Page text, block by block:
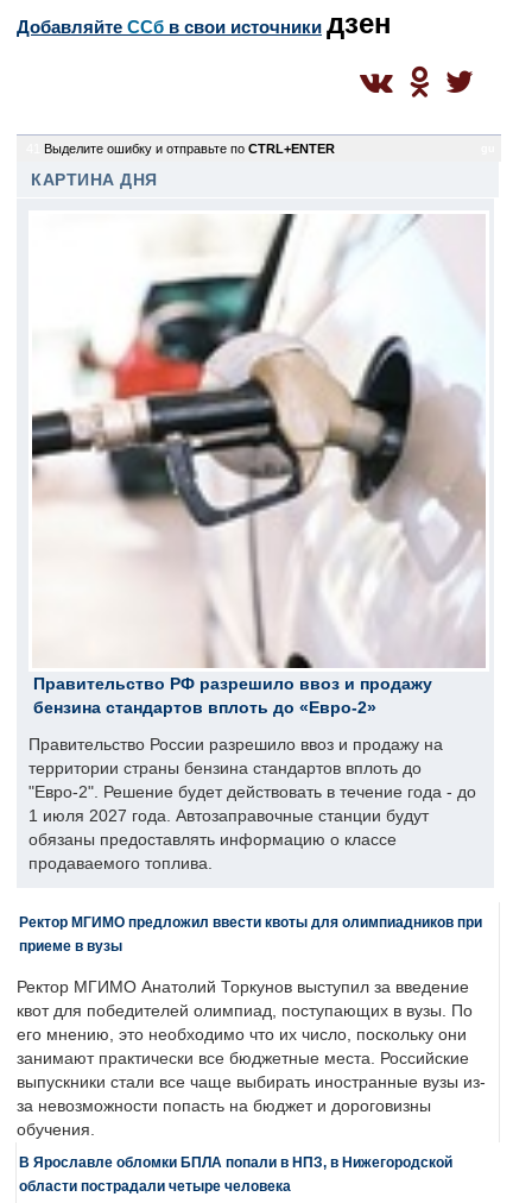
Добавляйте CСб в свои источники дзен
Выделите ошибку и отправьте по CTRL+ENTER
КАРТИНА ДНЯ
Правительство РФ разрешило ввоз и продажу
бензина стандартов вплоть до «Евро-2»
Правительство России разрешило ввоз и продажу на
территории страны бензина стандартов вплоть до
"Евро-2". Решение будет действовать в течение года - до
1 июля 2027 года. Автозаправочные станции будут
обязаны предоставлять информацию о классе
продаваемого топлива.
Ректор МГИМО предложил ввести квоты для олимпиадников при
приеме в вузы
Ректор МГИМО Анатолий Торкунов выступил за введение
квот для победителей олимпиад, поступающих в вузы. По
его мнению, это необходимо что их число, поскольку они
занимают практически все бюджетные места. Российские
выпускники стали все чаще выбирать иностранные вузы из-
за невозможности попасть на бюджет и дороговизны
обучения.
В Ярославле обломки БПЛА попали в НПЗ, в Нижегородской
области пострадали четыре человека